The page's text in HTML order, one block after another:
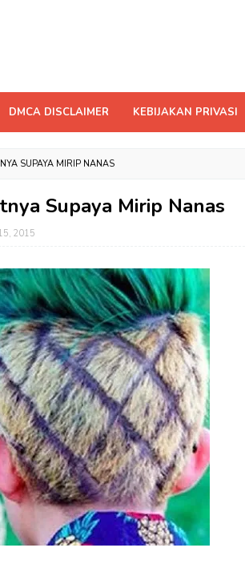
DMCA DISCLAIMER KEBIJAKAN PRIVASI
SUPAYA MIRIP NANAS
Supaya Mirip Nanas
2015